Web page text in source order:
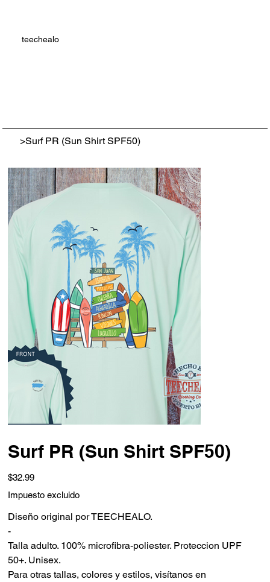
teechealo
>Surf PR (Sun Shirt SPF50)
Surf PR (Sun Shirt SPF50)
Precio
$32.99
Impuesto excluido
Diseño original por TEECHEALO.
-
Talla adulto. 100% microfibra-poliester. Proteccion UPF
50+. Unisex.
Para otras tallas, colores y estilos, visítanos en